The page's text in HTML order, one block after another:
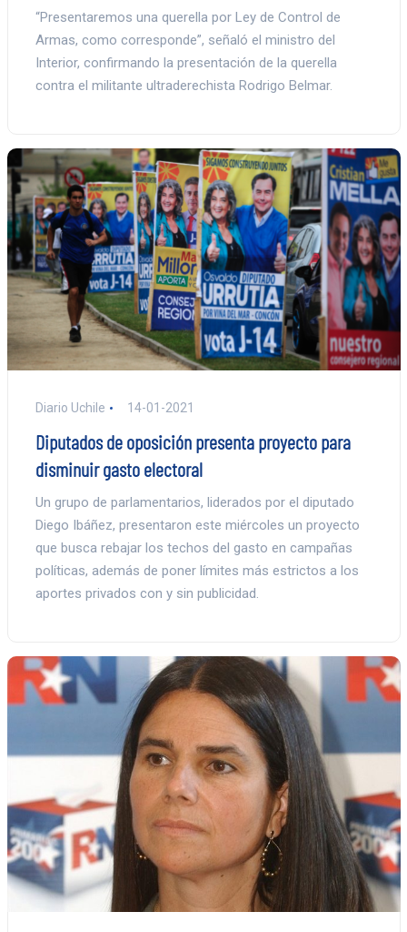
“Presentaremos una querella por Ley de Control de
Armas, como corresponde”, señaló el ministro del
Interior, confirmando la presentación de la querella
contra el militante ultraderechista Rodrigo Belmar.
Diario Uchile 14-01-2021
Diputados de oposición presenta proyecto para
disminuir gasto electoral
Un grupo de parlamentarios, liderados por el diputado
Diego Ibáñez, presentaron este miércoles un proyecto
que busca rebajar los techos del gasto en campañas
políticas, además de poner límites más estrictos a los
aportes privados con y sin publicidad.